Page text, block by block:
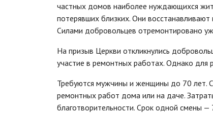
частных домов наиболее нуждающихся
потерявших близких. Они
Силами добровольцев отремонтировано
На призыв Церкви откликнулись
участие в ремонтных работах. Однако для
Требуются мужчины и женщины до 70 лет.
ремонтных работ дома или на даче.
благотворительности. Срок одной смены —